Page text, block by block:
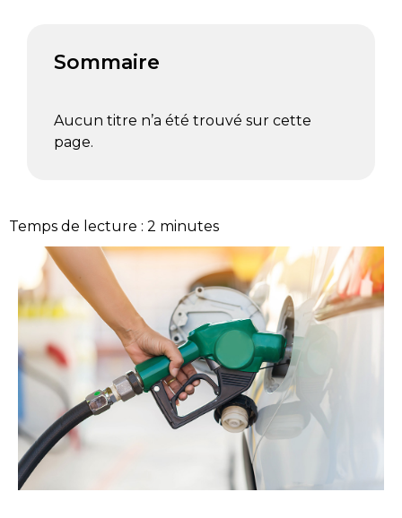
Sommaire
Aucun titre n’a été trouvé sur cette
page.
Temps de lecture : 2 minutes